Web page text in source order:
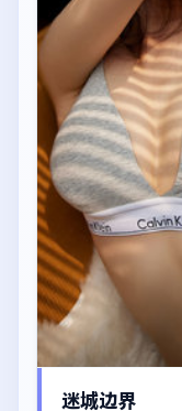
迷城边界